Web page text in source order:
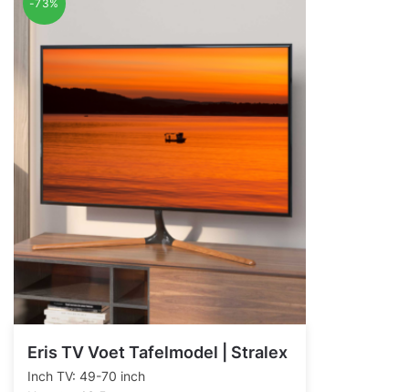
-73%
Eris TV Voet Tafelmodel | Stralex
Inch TV: 49-70 inch